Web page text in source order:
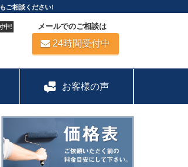
ご相談ください!
中! メールでのご相談は
24時間受付中
お客様の声